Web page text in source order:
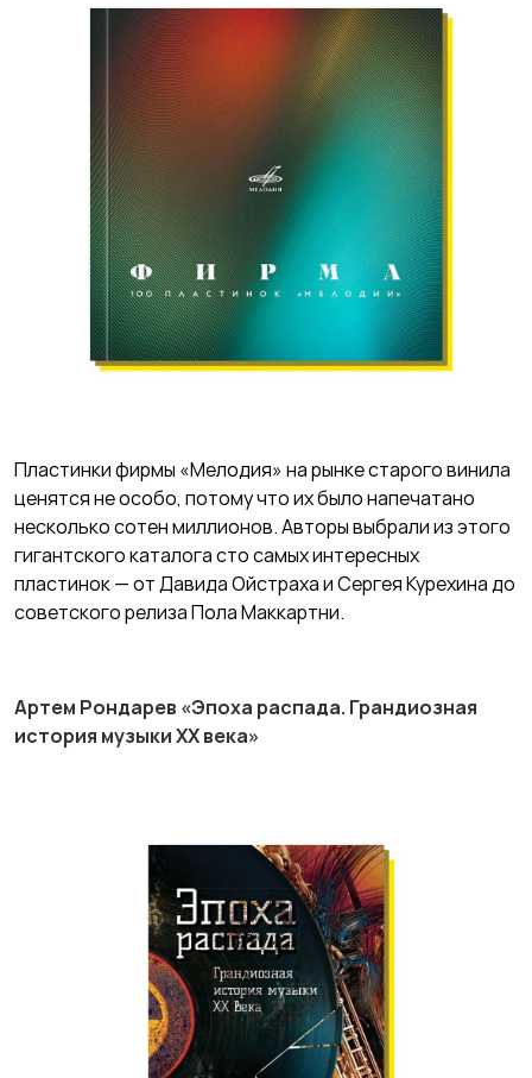
Пластинки фирмы «Мелодия» на рынке старого винила
ценятся не особо, потому что их было напечатано
несколько сотен миллионов. Авторы выбрали из этого
гигантского каталога сто самых интересных
пластинок — от Давида Ойстраха и Сергея Курехина до
советского релиза Пола Маккартни.
Артем Рондарев «Эпоха распада. Грандиозная
история музыки XX века»